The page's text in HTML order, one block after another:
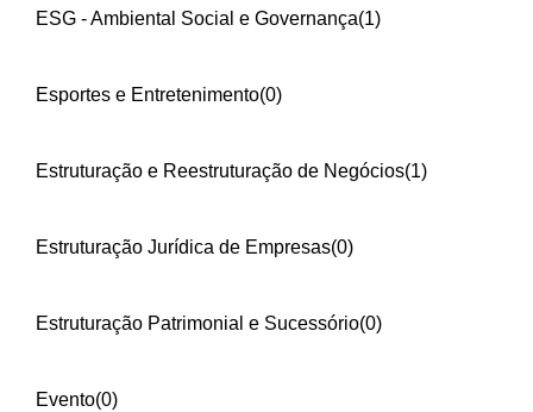
ESG - Ambiental Social e Governança(1)
Esportes e Entretenimento(0)
Estruturação e Reestruturação de Negócios(1)
Estruturação Jurídica de Empresas(0)
Estruturação Patrimonial e Sucessório(0)
Evento(0)